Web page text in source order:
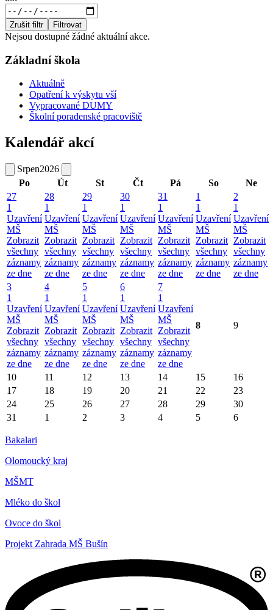
Zrušit filtr Filtrovat
Nejsou dostupné žádné aktuální akce.
Základní škola
Aktuálně
Opatření k výskytu vší
Vypracované DUMY
Školní poradenské pracoviště
Kalendář akcí
Srpen2026
Po
Út St Čt Pá So
Ne
27
1
Uzavření
MŠ
Zobrazit
všechny
záznamy
ze dne
28
1
Uzavření
MŠ
Zobrazit
všechny
záznamy
ze dne
29
1
Uzavření
MŠ
Zobrazit
všechny
záznamy
ze dne
30
1
Uzavření
MŠ
Zobrazit
všechny
záznamy
ze dne
31
1
Uzavření
MŠ
Zobrazit
všechny
záznamy
ze dne
1
1
Uzavření
MŠ
Zobrazit
všechny
záznamy
ze dne
2
1
Uzavření
MŠ
Zobrazit
všechny
záznamy
ze dne
3
1
Uzavření
MŠ
Zobrazit
všechny
záznamy
ze dne
4
1
Uzavření
MŠ
Zobrazit
všechny
záznamy
ze dne
5
1
Uzavření
MŠ
Zobrazit
všechny
záznamy
ze dne
6
1
Uzavření
MŠ
Zobrazit
všechny
záznamy
ze dne
7
1
Uzavření
MŠ
Zobrazit
všechny
záznamy
ze dne
8 9
10 11 12 13 14 15
16
17
18 19 20 21 22
23
24
25 26 27 28 29
30
31
1 2 3 4 5 6
Bakalari
Olomoucký kraj
MŠMT
Mléko do škol
Ovoce do škol
Projekt Zahrada MŠ Bušín